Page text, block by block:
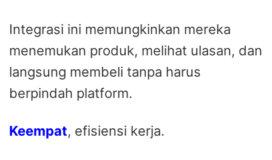
Integrasi ini memungkinkan mereka
menemukan produk, melihat ulasan, dan
langsung membeli tanpa harus
berpindah platform.
Keempat, efisiensi kerja.